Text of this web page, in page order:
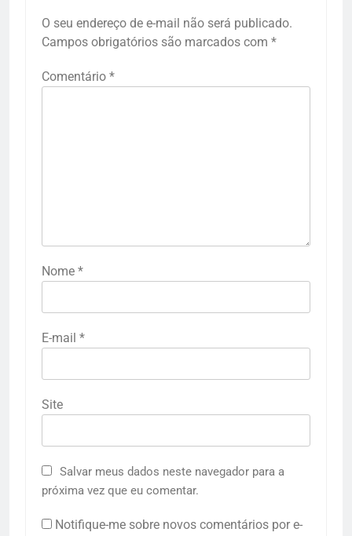
O seu endereço de e-mail não será publicado.
Campos obrigatórios são marcados com *
Comentário *
Nome *
E-mail *
Site
Salvar meus dados neste navegador para a
próxima vez que eu comentar.
Notifique-me sobre novos comentários por e-